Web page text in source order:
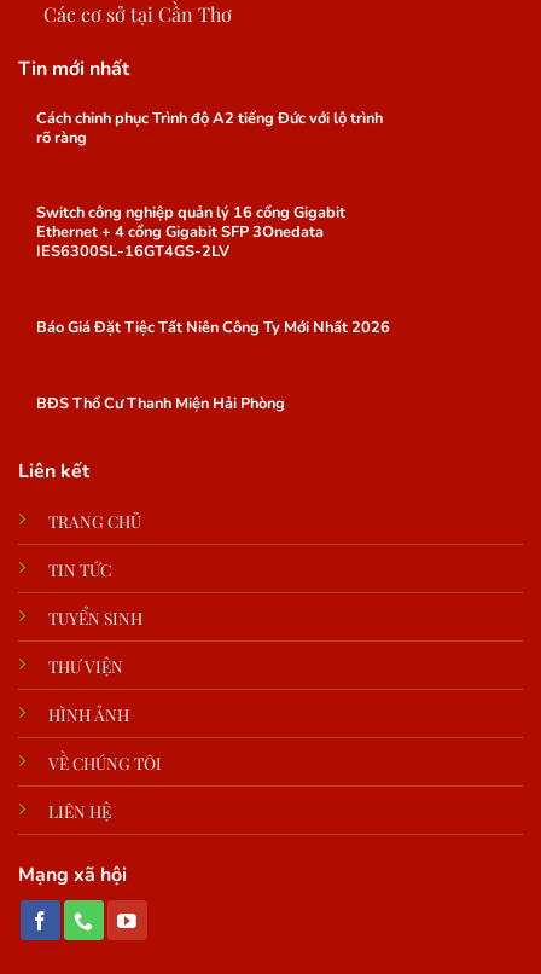
Các cơ sở tại Cần Thơ
Tin mới nhất
Cách chinh phục Trình độ A2 tiếng Đức với lộ trình
rõ ràng
Switch công nghiệp quản lý 16 cổng Gigabit
Ethernet + 4 cổng Gigabit SFP 3Onedata
IES6300SL-16GT4GS-2LV
Báo Giá Đặt Tiệc Tất Niên Công Ty Mới Nhất 2026
BĐS Thổ Cư Thanh Miện Hải Phòng
Liên kết
TRANG CHỦ
TIN TỨC
TUYỂN SINH
THƯ VIỆN
HÌNH ẢNH
VỀ CHÚNG TÔI
LIÊN HỆ
Mạng xã hội